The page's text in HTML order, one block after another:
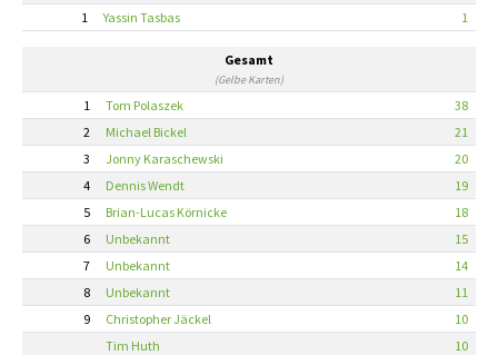
1 Yassin Tasbas 1
Gesamt
(Gelbe Karten)
1 Tom Polaszek
38
2
Michael Bickel
21
3
Jonny Karaschewski
20
4
Dennis Wendt
19
5
Brian-Lucas Körnicke
18
6
Unbekannt
15
7
Unbekannt
14
8
Unbekannt
11
9
Christopher Jäckel
10
Tim Huth
10